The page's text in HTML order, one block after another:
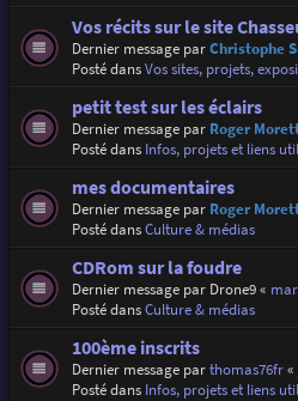
Vos récits sur le site
Dernier message parChristophe
Posté dansVos sites, projets,
petit test sur les éclairs
Dernier message par Roger
Posté dans Infos, projets et liens
mes documentaires
Dernier message par Roger
Posté dansCulture & médias
CDRom sur la foudre
Dernier message par Drone9«
Posté dansCulture & médias
100ème inscrits
Dernier message parthomas76fr«
Posté dans Infos, projets et liens